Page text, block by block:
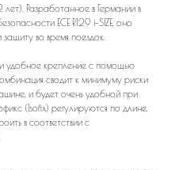
Разработанное в Германии в
ECE R129 i-SIZE, оно
во время поездок.
удобное крепление с помощью
сводит к минимуму риски
и будет очень удобной при
(Isofix) регулируются по длине,
в соответствии с